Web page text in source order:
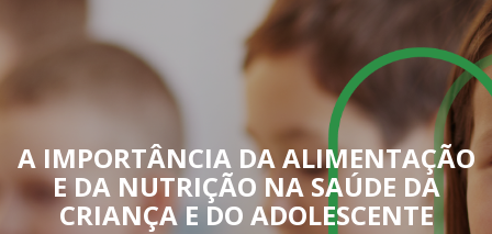
A IMPORTÂNCIA DA ALIMENTAÇÃO
E DA NUTRIÇÃO NA SAÚDE DA
CRIANÇA E DO ADOLESCENTE